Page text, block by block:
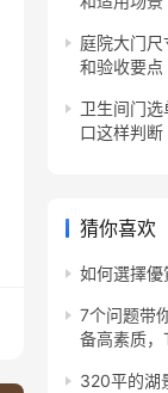
庭院大门
和验收要点
卫生间门
口这样判断
猜你喜欢
如何選擇優
7个问题带
备高素质
320平的湖